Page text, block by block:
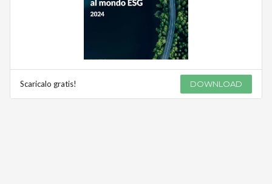
Scaricalo gratis! DOWNLOAD